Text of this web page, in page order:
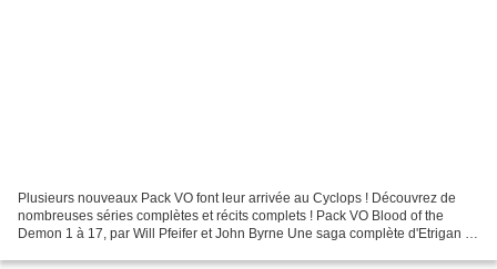
Plusieurs nouveaux Pack VO font leur arrivée au Cyclops ! Découvrez de
nombreuses séries complètes et récits complets ! Pack VO Blood of the
Demon 1 à 17, par Will Pfeifer et John Byrne Une saga complète d'Etrigan le